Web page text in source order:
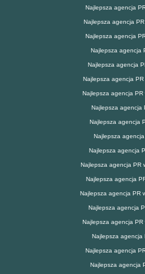
Najlepsza agencja
Najlepsza agencja PR
Najlepsza agencja
Najlepsza agencja
Najlepsza agencja
Najlepsza agencja
Najlepsza agencja PR
Najlepsza agencja
Najlepsza agencja
Najlepsza
Najlepsza agencja
Najlepsza agencja PR
Najlepsza agencja
Najlepsza agencja PR
Najlepsza agencja
Najlepsza agencja PR
Najlepsza agencja
Najlepsza agencja
Najlepsza agencja